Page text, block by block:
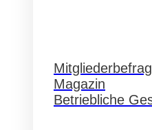
Magazin
Betriebliche